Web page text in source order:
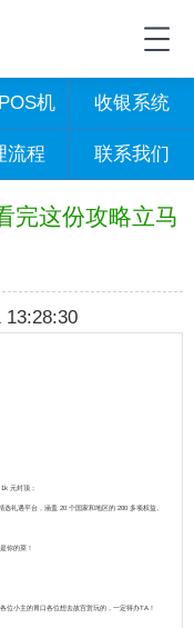
机 收银系统
流程 联系我们
完这份攻略立马
13:28:30
元封顶；
礼遇平台，涵盖 20 个国家和地区的 200 多项权益。
你的菜！
位小主的胃口各位想去故宫赏玩的，一定得办TA！